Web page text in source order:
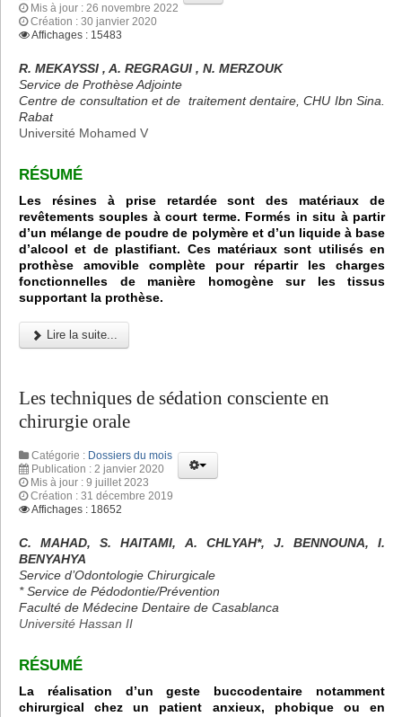
Mis à jour : 26 novembre 2022
Création : 30 janvier 2020
Affichages : 15483
R. MEKAYSSI , A. REGRAGUI , N. MERZOUK
Service de Prothèse Adjointe
Centre de consultation et de traitement dentaire, CHU Ibn Sina.
Rabat
Université Mohamed V
RÉSUMÉ
Les résines à prise retardée sont des matériaux de
revêtements souples à court terme. Formés in situ à partir
d’un mélange de poudre de polymère et d’un liquide à base
d’alcool et de plastifiant. Ces matériaux sont utilisés en
prothèse amovible complète pour répartir les charges
fonctionnelles de manière homogène sur les tissus
supportant la prothèse.
Lire la suite...
Les techniques de sédation consciente en
chirurgie orale
Catégorie : Dossiers du mois
Publication : 2 janvier 2020
Mis à jour : 9 juillet 2023
Création : 31 décembre 2019
Affichages : 18652
C. MAHAD, S. HAITAMI, A. CHLYAH*, J. BENNOUNA, I.
BENYAHYA
Service d’Odontologie Chirurgicale
* Service de Pédodontie/Prévention
Faculté de Médecine Dentaire de Casablanca
Université Hassan II
RÉSUMÉ
La réalisation d’un geste buccodentaire notamment
chirurgical chez un patient anxieux, phobique ou en